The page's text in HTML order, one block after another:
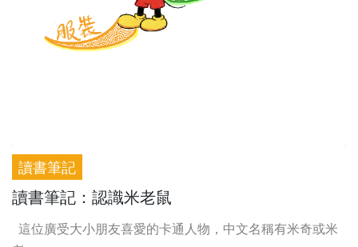
讀書筆記
讀書筆記：認識米老鼠
這位廣受大小朋友喜愛的卡通人物，中文名稱有米奇或米